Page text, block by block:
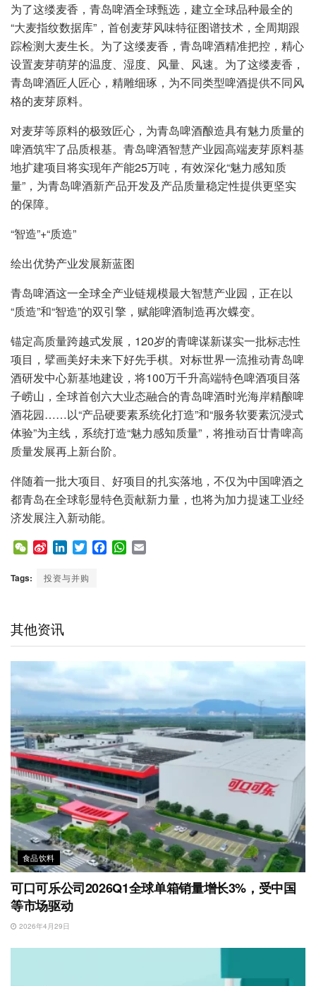
为了这缕麦香，青岛啤酒全球甄选，建立全球品种最全的
“大麦指纹数据库”，首创麦芽风味特征图谱技术，全周期跟
踪检测大麦生长。为了这缕麦香，青岛啤酒精准把控，精心
设置麦芽萌芽的温度、湿度、风量、风速。为了这缕麦香，
青岛啤酒匠人匠心，精雕细琢，为不同类型啤酒提供不同风
格的麦芽原料。
对麦芽等原料的极致匠心，为青岛啤酒酿造具有魅力质量的
啤酒筑牢了品质根基。青岛啤酒智慧产业园高端麦芽原料基
地扩建项目将实现年产能25万吨，有效深化“魅力感知质
量”，为青岛啤酒新产品开发及产品质量稳定性提供更坚实
的保障。
“智造”+“质造”
绘出优势产业发展新蓝图
青岛啤酒这一全球全产业链规模最大智慧产业园，正在以
“质造”和“智造”的双引擎，赋能啤酒制造再次蝶变。
锚定高质量跨越式发展，120岁的青啤谋新谋实一批标志性
项目，擘画美好未来下好先手棋。对标世界一流推动青岛啤
酒研发中心新基地建设，将100万千升高端特色啤酒项目落
子崂山，全球首创六大业态融合的青岛啤酒时光海岸精酿啤
酒花园……以“产品硬要素系统化打造”和“服务软要素沉浸式
体验”为主线，系统打造“魅力感知质量”，将推动百廿青啤高
质量发展再上新台阶。
伴随着一批大项目、好项目的扎实落地，不仅为中国啤酒之
都青岛在全球彰显特色贡献新力量，也将为加力提速工业经
济发展注入新动能。
W
C
S
n
i
o
L
n
T
i
F
W
Tags: 投资与并购
其他资讯
食品饮料
可口可乐公司2026Q1全球单箱销量增长3%，受中国
等市场驱动
2026年4月29日